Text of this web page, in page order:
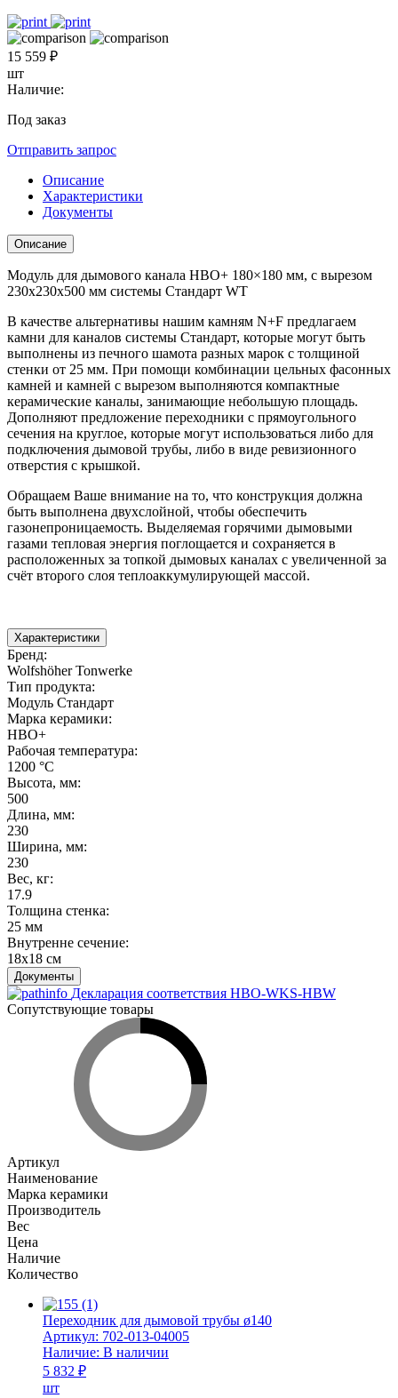
15 559 ₽
шт
Наличие:
Под заказ
Отправить запрос
Описание
Характеристики
Документы
Описание
Модуль для дымового канала HBO+ 180×180 мм, с вырезом
230x230x500 мм системы Стандарт WT
В качестве альтернативы нашим камням N+F предлагаем
камни для каналов системы Стандарт, которые могут быть
выполнены из печного шамота разных марок с толщиной
стенки от 25 мм. При помощи комбинации цельных фасонных
камней и камней с вырезом выполняются компактные
керамические каналы, занимающие небольшую площадь.
Дополняют предложение переходники с прямоугольного
сечения на круглое, которые могут использоваться либо для
подключения дымовой трубы, либо в виде ревизионного
отверстия с крышкой.
Обращаем Ваше внимание на то, что конструкция должна
быть выполнена двухслойной, чтобы обеспечить
газонепроницаемость. Выделяемая горячими дымовыми
газами тепловая энергия поглощается и сохраняется в
расположенных за топкой дымовых каналах с увеличенной за
счёт второго слоя теплоаккумулирующей массой.
Характеристики
Бренд:
Wolfshöher Tonwerke
Тип продукта:
Модуль Стандарт
Марка керамики:
HBO+
Рабочая температура:
1200 °С
Высота, мм:
500
Длина, мм:
230
Ширина, мм:
230
Вес, кг:
17.9
Толщина стенка:
25 мм
Внутренне сечение:
18х18 см
Документы
Декларация соответствия HBO-WKS-HBW
Сопутствующие товары
Артикул
Наименование
Марка керамики
Производитель
Вес
Цена
Наличие
Количество
Переходник для дымовой трубы ø140
Артикул: 702-013-04005
Наличие: В наличии
5 832 ₽
шт